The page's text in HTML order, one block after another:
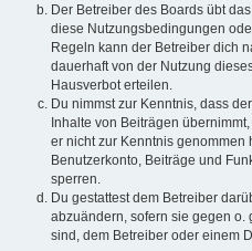
Der Betreiber des Boards übt
diese Nutzungsbedingungen
Regeln kann der Betreiber dich
dauerhaft von der Nutzung
Hausverbot erteilen.
Du nimmst zur Kenntnis, dass
Inhalte von Beiträgen
er nicht zur Kenntnis genommen
Benutzerkonto, Beiträge und
sperren.
Du gestattest dem Betreiber
abzuändern, sofern sie gegen
sind, dem Betreiber oder einem